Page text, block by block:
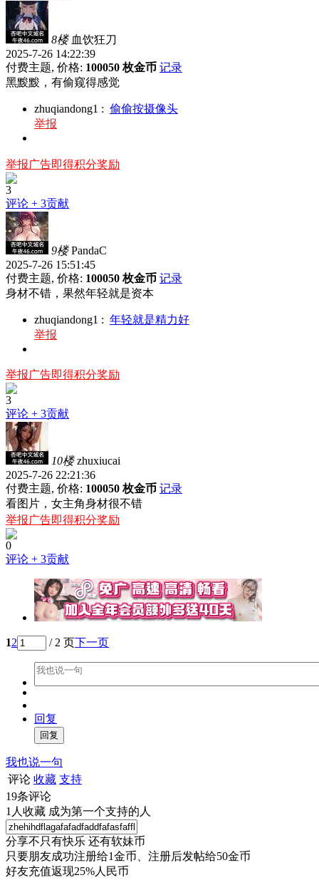
8楼 血饮狂刀
2025-7-26 14:22:39
付费主题, 价格: 100050 枚金币 记录
黑黢黢，有偷窥得感觉
zhuqiandong1 : 偷偷按摄像头
举报
举报广告即得积分奖励
3
评论 + 3贡献
9楼 PandaC
2025-7-26 15:51:45
付费主题, 价格: 100050 枚金币 记录
身材不错，果然年轻就是资本
zhuqiandong1 : 年轻就是精力好
举报
举报广告即得积分奖励
3
评论 + 3贡献
10楼 zhuxiucai
2025-7-26 22:21:36
付费主题, 价格: 100050 枚金币 记录
看图片，女主角身材很不错
举报广告即得积分奖励
0
评论 + 3贡献
12 / 2 页下一页
回复
我也说一句
评论 收藏 支持
19条评论
1 人收藏 成为第一个支持的人
分享不只有快乐 还有软妹币
只要朋友成功注册给1金币、注册后发帖给50金币
好友充值返现25%人民币